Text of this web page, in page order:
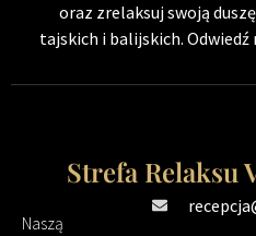
oraz zrelaksuj swoją
tajskich i balijskich. Odwiedź
Naszą
Strefa Relaksu